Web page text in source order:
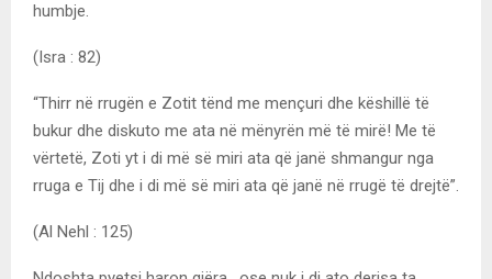
humbje.
(Isra : 82)
“Thirr në rrugën e Zotit tënd me mençuri dhe këshillë të
bukur dhe diskuto me ata në mënyrën më të mirë! Me të
vërtetë, Zoti yt i di më së miri ata që janë shmangur nga
rruga e Tij dhe i di më së miri ata që janë në rrugë të drejtë”.
(Al Nehl : 125)